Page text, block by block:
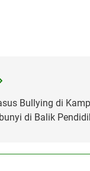
Bullying di
di Balik